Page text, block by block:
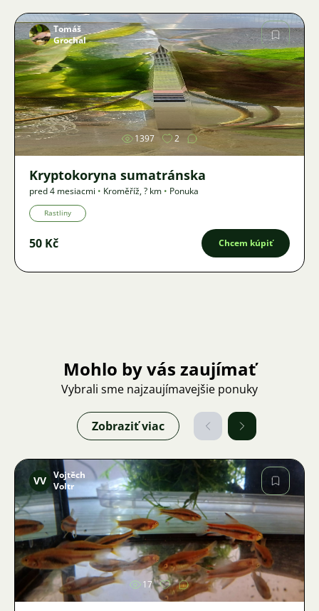
Obrázok
Tomáš
Grochal
1397 2
Kryptokoryna sumatránska
pred 4 mesiacmi • Kroměříž,? km • Ponuka
Rastliny
50 Kč Chcem kúpiť
Mohlo by vás zaujímať
Vybrali sme najzaujímavejšie ponuky
Zobraziť viac
Obrázok
VV Vojtěch
Voltr
17